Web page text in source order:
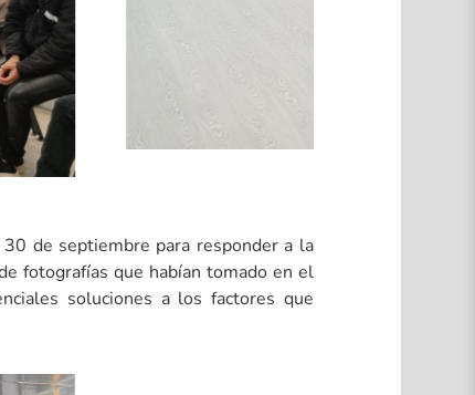
de septiembre para responder a la
fotografías que habían tomado en el
soluciones a los factores que